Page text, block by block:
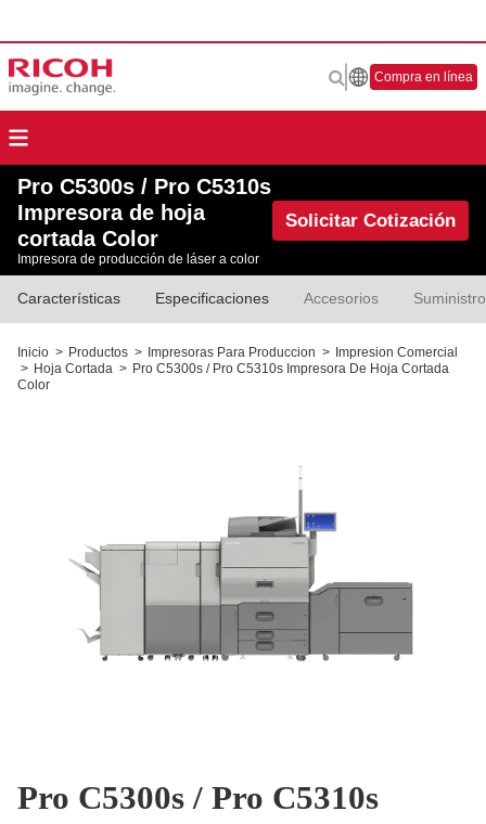
Compra en línea
Pro C5300s / Pro C5310s
Impresora de hoja
cortada Color
Impresora de producción de láser a color
Solicitar Cotización
Características Especificaciones Accesorios
Inicio > Productos > Impresoras Para Produccion > Impresion Comercial
> Hoja Cortada > Pro C5300s / Pro C5310s Impresora De Hoja Cortada
Color
Pro C5300s / Pro C5310s